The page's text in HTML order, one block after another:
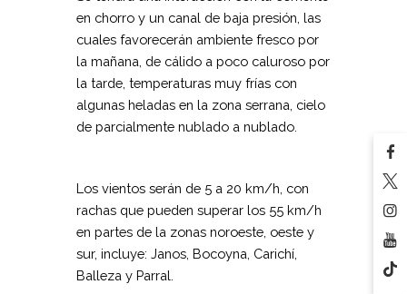
en chorro y un canal de baja presión, las
cuales favorecerán ambiente fresco por
la mañana, de cálido a poco caluroso por
la tarde, temperaturas muy frías con
algunas heladas en la zona serrana, cielo
de parcialmente nublado a nublado.
Los vientos serán de 5 a 20 km/h, con
rachas que pueden superar los 55 km/h
en partes de la zonas noroeste, oeste y
sur, incluye: Janos, Bocoyna, Carichí,
Balleza y Parral.